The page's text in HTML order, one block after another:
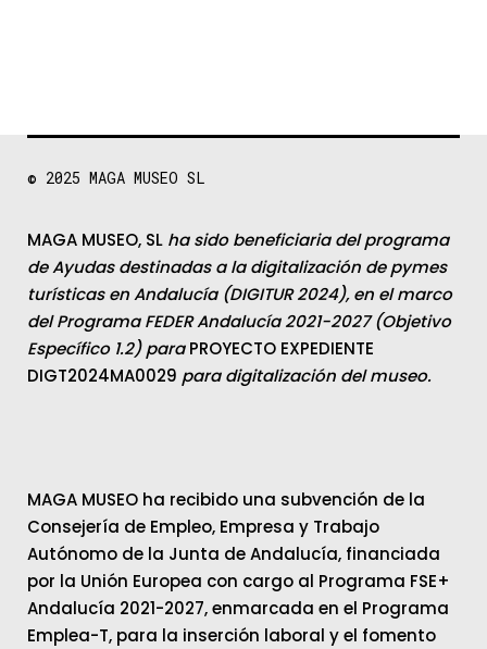
© 2025 MAGA MUSEO SL
MAGA MUSEO, SL ha sido beneficiaria del programa
de Ayudas destinadas a la digitalización de pymes
turísticas en Andalucía (DIGITUR 2024), en el marco
del Programa FEDER Andalucía 2021-2027 (Objetivo
Específico 1.2) paraPROYECTO EXPEDIENTE
DIGT2024MA0029 para digitalización del museo.
MAGA MUSEO ha recibido una subvención de la
Consejería de Empleo, Empresa y Trabajo
Autónomo de la Junta de Andalucía, financiada
por la Unión Europea con cargo al Programa FSE+
Andalucía 2021-2027, enmarcada en el Programa
Emplea-T, para la inserción laboral y el fomento